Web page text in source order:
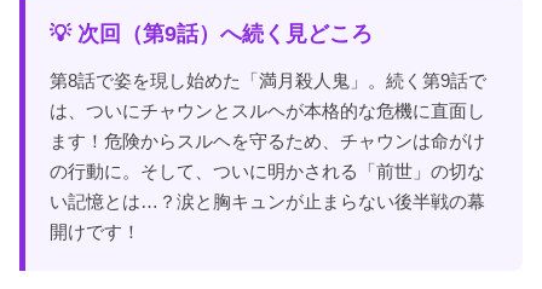
💡 次回（第9話）へ続く見どころ
第8話で姿を現し始めた「満月殺人鬼」。続く第9話で
は、ついにチャウンとスルヘが本格的な危機に直面し
ます！危険からスルヘを守るため、チャウンは命がけ
の行動に。そして、ついに明かされる「前世」の切な
い記憶とは…？涙と胸キュンが止まらない後半戦の幕
開けです！